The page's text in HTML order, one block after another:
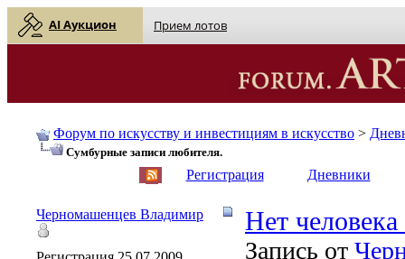
AI Аукцион Прием лотов
Форум по искусству и инвестициям в искусство >
Сумбурные записи любителя.
Регистрация Дневники
Нет
Запись от
Черномашенцев Владимир